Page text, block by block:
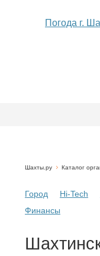
Погода г.
Шахты.ру Каталог
Город Hi-Tech
Финансы